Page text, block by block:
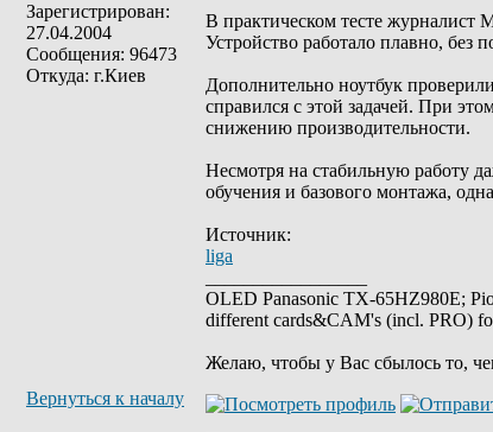
Зарегистрирован:
27.04.2004
Сообщения: 96473
Откуда: г.Киев
В практическом тесте журналист
Устройство работало плавно,
Дополнительно ноутбук
справился с этой задачей. При
снижению производительности.
Несмотря на стабильную работу
обучения и базового монтажа,
Источник:
liga
OLED Panasonic TX-65HZ980E;
different cards&CAM's (incl. PRO)
Желаю, чтобы у Вас сбылось то,
Вернуться к началу